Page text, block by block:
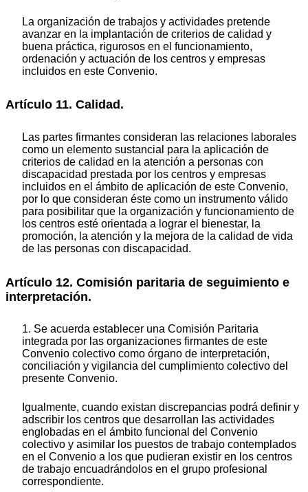
La organización de trabajos y actividades pretende
avanzar en la implantación de criterios de calidad y
buena práctica, rigurosos en el funcionamiento,
ordenación y actuación de los centros y empresas
incluidos en este Convenio.
Artículo 11. Calidad.
Las partes firmantes consideran las relaciones laborales
como un elemento sustancial para la aplicación de
criterios de calidad en la atención a personas con
discapacidad prestada por los centros y empresas
incluidos en el ámbito de aplicación de este Convenio,
por lo que consideran éste como un instrumento válido
para posibilitar que la organización y funcionamiento de
los centros esté orientada a lograr el bienestar, la
promoción, la atención y la mejora de la calidad de vida
de las personas con discapacidad.
Artículo 12. Comisión paritaria de seguimiento e
interpretación.
1. Se acuerda establecer una Comisión Paritaria
integrada por las organizaciones firmantes de este
Convenio colectivo como órgano de interpretación,
conciliación y vigilancia del cumplimiento colectivo del
presente Convenio.
Igualmente, cuando existan discrepancias podrá definir y
adscribir los centros que desarrollan las actividades
englobadas en el ámbito funcional del Convenio
colectivo y asimilar los puestos de trabajo contemplados
en el Convenio a los que pudieran existir en los centros
de trabajo encuadrándolos en el grupo profesional
correspondiente.